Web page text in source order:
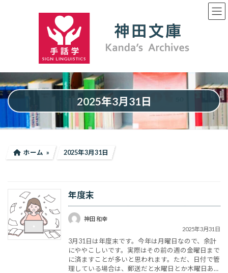
ッ
プ
移
動
2025年3月31日
ホーム 2025年3月31日
年度末
神田 和幸
2025年3月31日
3月31日は年度末です。今年は月曜日なので、余計
にややこしいです。実際はその前の週の金曜日まで
に済ますことが多いと思われます。ただ、日付で管
理している場合は、郵送だと水曜日とか木曜日ある